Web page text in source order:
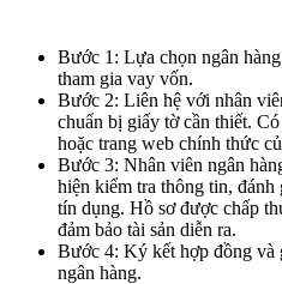
Bước 1: Lựa chọn ngân
tham gia vay vốn.
Bước 2: Liên hệ với nhân
chuẩn bị giấy tờ cần thiết.
hoặc trang web chính thức
Bước 3: Nhân viên ngân
hiện kiểm tra thông tin,
tín dụng. Hồ sơ được chấp
đảm bảo tài sản diễn ra.
Bước 4: Ký kết hợp đồng và
ngân hàng.